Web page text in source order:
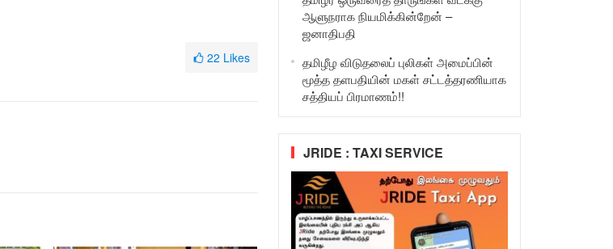
22 Likes
ஆளுநராக நியமிக்கின்றேன் –
ஜனாதிபதி
தமிழீழ விடுதலைப் புலிகள் அமைப்பின்
மூத்த தளபதியின் மகள் சட்டத்தரணியாக
சத்தியப் பிரமாணம்!!
JRIDE : TAXI SERVICE